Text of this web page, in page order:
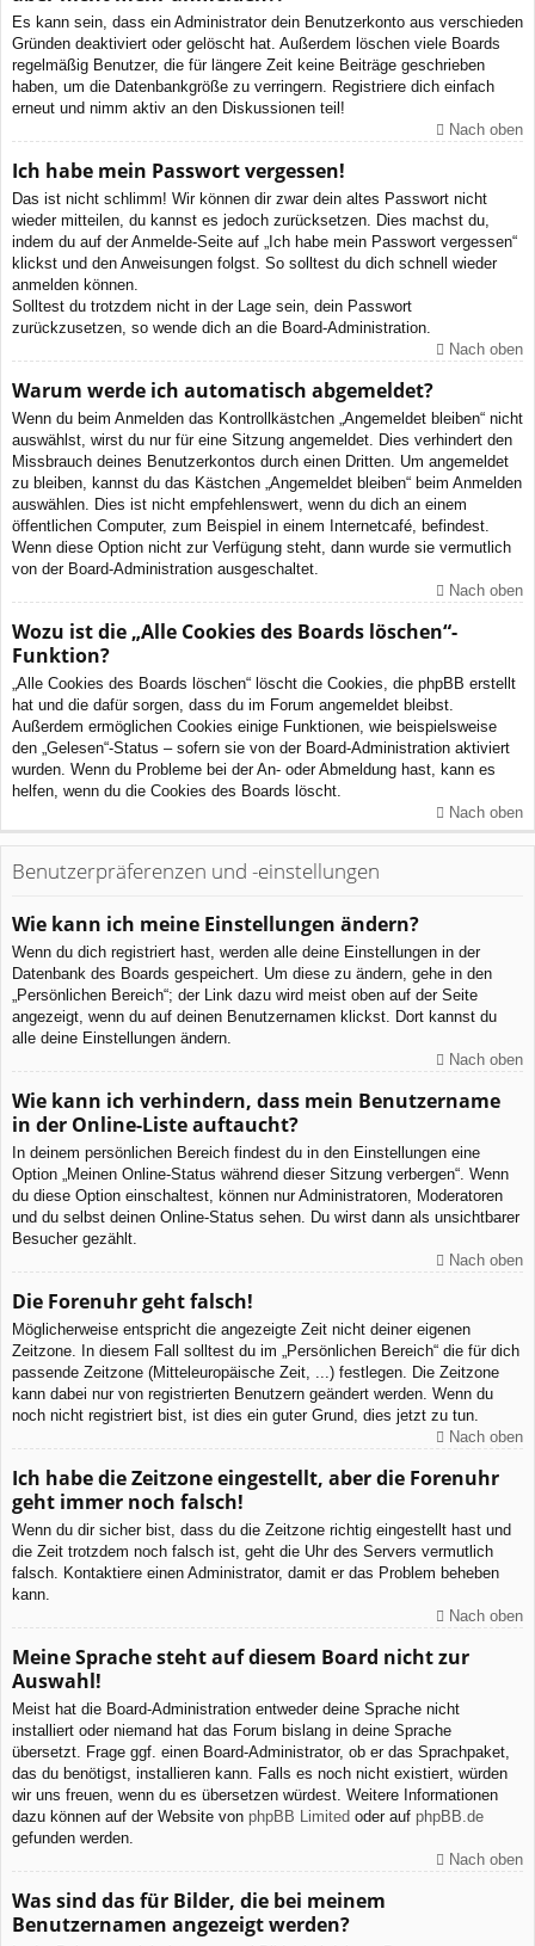
Es kann sein, dass ein Administrator dein Benutzerkonto aus verschieden
Gründen deaktiviert oder gelöscht hat. Außerdem löschen viele Boards
regelmäßig Benutzer, die für längere Zeit keine Beiträge geschrieben
haben, um die Datenbankgröße zu verringern. Registriere dich einfach
erneut und nimm aktiv an den Diskussionen teil!
Nach oben
Ich habe mein Passwort vergessen!
Das ist nicht schlimm! Wir können dir zwar dein altes Passwort nicht
wieder mitteilen, du kannst es jedoch zurücksetzen. Dies machst du,
indem du auf der Anmelde-Seite auf „Ich habe mein Passwort vergessen“
klickst und den Anweisungen folgst. So solltest du dich schnell wieder
anmelden können.
Solltest du trotzdem nicht in der Lage sein, dein Passwort
zurückzusetzen, so wende dich an die Board-Administration.
Nach oben
Warum werde ich automatisch abgemeldet?
Wenn du beim Anmelden das Kontrollkästchen „Angemeldet bleiben“ nicht
auswählst, wirst du nur für eine Sitzung angemeldet. Dies verhindert den
Missbrauch deines Benutzerkontos durch einen Dritten. Um angemeldet
zu bleiben, kannst du das Kästchen „Angemeldet bleiben“ beim Anmelden
auswählen. Dies ist nicht empfehlenswert, wenn du dich an einem
öffentlichen Computer, zum Beispiel in einem Internetcafé, befindest.
Wenn diese Option nicht zur Verfügung steht, dann wurde sie vermutlich
von der Board-Administration ausgeschaltet.
Nach oben
Wozu ist die „Alle Cookies des Boards löschen“-
Funktion?
„Alle Cookies des Boards löschen“ löscht die Cookies, die phpBB erstellt
hat und die dafür sorgen, dass du im Forum angemeldet bleibst.
Außerdem ermöglichen Cookies einige Funktionen, wie beispielsweise
den „Gelesen“-Status – sofern sie von der Board-Administration aktiviert
wurden. Wenn du Probleme bei der An- oder Abmeldung hast, kann es
helfen, wenn du die Cookies des Boards löscht.
Nach oben
Benutzerpräferenzen und -einstellungen
Wie kann ich meine Einstellungen ändern?
Wenn du dich registriert hast, werden alle deine Einstellungen in der
Datenbank des Boards gespeichert. Um diese zu ändern, gehe in den
„Persönlichen Bereich“; der Link dazu wird meist oben auf der Seite
angezeigt, wenn du auf deinen Benutzernamen klickst. Dort kannst du
alle deine Einstellungen ändern.
Nach oben
Wie kann ich verhindern, dass mein Benutzername
in der Online-Liste auftaucht?
In deinem persönlichen Bereich findest du in den Einstellungen eine
Option „Meinen Online-Status während dieser Sitzung verbergen“. Wenn
du diese Option einschaltest, können nur Administratoren, Moderatoren
und du selbst deinen Online-Status sehen. Du wirst dann als unsichtbarer
Besucher gezählt.
Nach oben
Die Forenuhr geht falsch!
Möglicherweise entspricht die angezeigte Zeit nicht deiner eigenen
Zeitzone. In diesem Fall solltest du im „Persönlichen Bereich“ die für dich
passende Zeitzone (Mitteleuropäische Zeit, ...) festlegen. Die Zeitzone
kann dabei nur von registrierten Benutzern geändert werden. Wenn du
noch nicht registriert bist, ist dies ein guter Grund, dies jetzt zu tun.
Nach oben
Ich habe die Zeitzone eingestellt, aber die Forenuhr
geht immer noch falsch!
Wenn du dir sicher bist, dass du die Zeitzone richtig eingestellt hast und
die Zeit trotzdem noch falsch ist, geht die Uhr des Servers vermutlich
falsch. Kontaktiere einen Administrator, damit er das Problem beheben
kann.
Nach oben
Meine Sprache steht auf diesem Board nicht zur
Auswahl!
Meist hat die Board-Administration entweder deine Sprache nicht
installiert oder niemand hat das Forum bislang in deine Sprache
übersetzt. Frage ggf. einen Board-Administrator, ob er das Sprachpaket,
das du benötigst, installieren kann. Falls es noch nicht existiert, würden
wir uns freuen, wenn du es übersetzen würdest. Weitere Informationen
dazu können auf der Website von phpBB Limited oder auf phpBB.de
gefunden werden.
Nach oben
Was sind das für Bilder, die bei meinem
Benutzernamen angezeigt werden?